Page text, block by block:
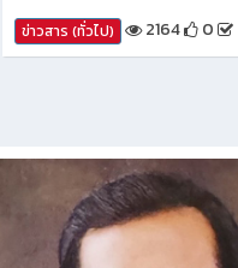
ข่าวสาร (ทั่วไป) 2164 0